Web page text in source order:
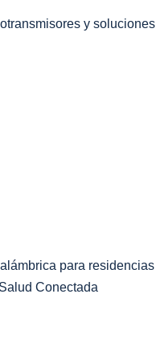
y
para residencias
Conectada